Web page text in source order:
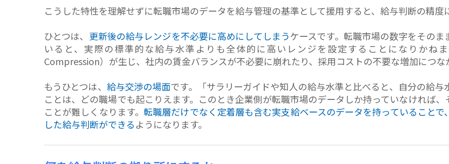
こうした特性を理解せずに転職市場のデータを給与管理の基準として援用すると、給与判断の精度
ひとつは、 更新後の給与レンジを不必要に高めにしてしまうケースです。転職市場の数字をその
いると、実際の標準的な給与水準よりも全体的に高いレンジを設定することになりかね
Compression）が生じ、社内の賃金バランスが不必要に崩れたり、採用コストの不要な増加につな
もうひとつは、 給与交渉の場面です。「サラリーガイドや知人の給与水準と比べると、自分の給
ことは、どの職場でも起こりえます。このとき企業側が転職市場のデータしか持っていなければ
ことが難しくなります。転職層だけでなく定着層も含む実支給ベースのデータを持っていること
した給与判断ができるようになります。